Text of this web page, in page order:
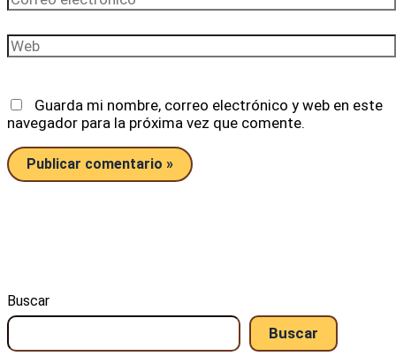
electrónico*
Web
Guarda mi nombre, correo electrónico y web en este
navegador para la próxima vez que comente.
Buscar
Buscar